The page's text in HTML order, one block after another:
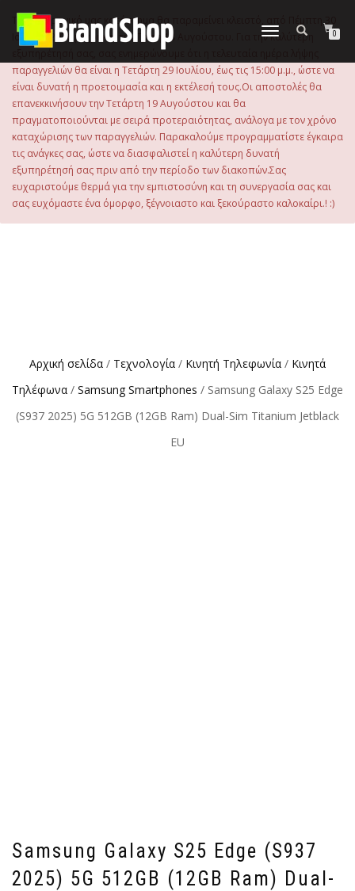
περιεχόμενο
Εναλλαγή
0
Το ηλεκτρονικό μας κατάστημα θα παραμείνει κλειστό, από Πέμπτη 30
Ιουλίου 2026 μέχρι και την Τρίτη 18 Αυγούστου. Για την καλύτερη
εξυπηρέτησή σας, σας ενημερώνουμε ότι η τελευταία ημέρα λήψης
παραγγελιών θα είναι η Τετάρτη 29 Ιουλίου, έως τις 15:00 μ.μ., ώστε να
είναι δυνατή η προετοιμασία και η εκτέλεσή τους.Οι αποστολές θα
επανεκκινήσουν την Τετάρτη 19 Αυγούστου και θα
πραγματοποιούνται με σειρά προτεραιότητας, ανάλογα με τον χρόνο
καταχώρισης των παραγγελιών. Παρακαλούμε προγραμματίστε έγκαιρα
τις ανάγκες σας, ώστε να διασφαλιστεί η καλύτερη δυνατή
εξυπηρέτησή σας πριν από την περίοδο των διακοπών.Σας
ευχαριστούμε θερμά για την εμπιστοσύνη και τη συνεργασία σας και
σας ευχόμαστε ένα όμορφο, ξέγνοιαστο και ξεκούραστο καλοκαίρι.! :)
Αρχική σελίδα / Τεχνολογία / Κινητή Τηλεφωνία / Κινητά
Τηλέφωνα / Samsung Smartphones / Samsung Galaxy S25 Edge
(S937 2025) 5G 512GB (12GB Ram) Dual-Sim Titanium Jetblack
EU
Samsung Galaxy S25 Edge (S937
2025) 5G 512GB (12GB Ram) Dual-